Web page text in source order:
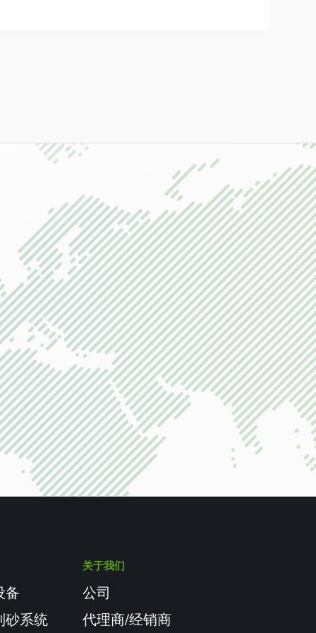
备
砂系统
关于我们
公司
代理商/经销商